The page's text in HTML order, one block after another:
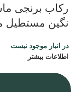
رکاب برنجی
نگین مستطیل
در انبار موجود نیست
اطلاعات بیشتر